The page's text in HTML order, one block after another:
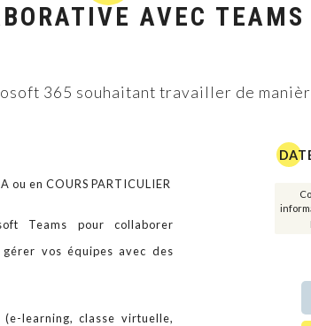
Management des SI
FORMATION
Management
AVEC TEAMS
365 souhaitant travailler de
en COURS PARTICULIER
Teams pour collaborer
vos équipes avec des
learning, classe virtuelle,